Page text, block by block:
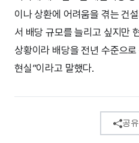
이나 상환에 어려움을 겪는 건
서 배당 규모를 늘리고 싶지만
상황이라 배당을 전년 수준으
현실”이라고 말했다.
공